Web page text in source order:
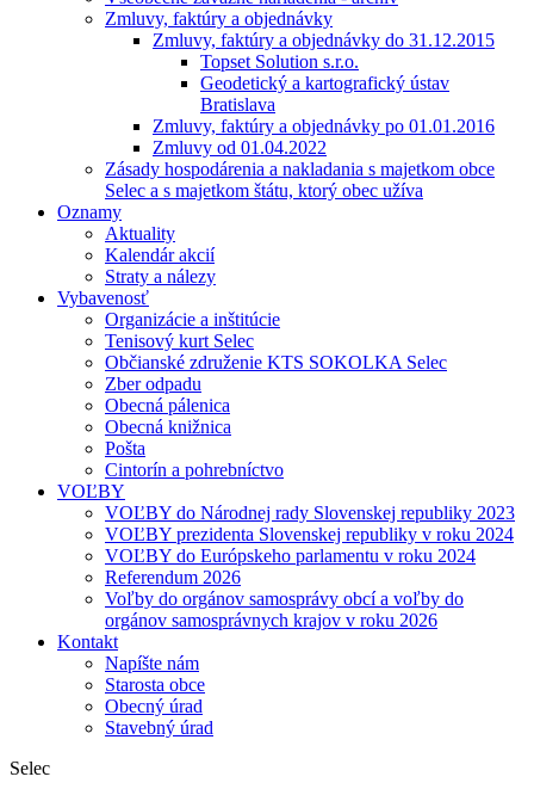
Zmluvy, faktúry a objednávky
Zmluvy, faktúry a objednávky do 31.12.2015
Topset Solution s.r.o.
Geodetický a kartografický ústav
Bratislava
Zmluvy, faktúry a objednávky po 01.01.2016
Zmluvy od 01.04.2022
Zásady hospodárenia a nakladania s majetkom obce
Selec a s majetkom štátu, ktorý obec užíva
Oznamy
Aktuality
Kalendár akcií
Straty a nálezy
Vybavenosť
Organizácie a inštitúcie
Tenisový kurt Selec
Občianské združenie KTS SOKOLKA Selec
Zber odpadu
Obecná pálenica
Obecná knižnica
Pošta
Cintorín a pohrebníctvo
VOĽBY
VOĽBY do Národnej rady Slovenskej republiky 2023
VOĽBY prezidenta Slovenskej republiky v roku 2024
VOĽBY do Európskeho parlamentu v roku 2024
Referendum 2026
Voľby do orgánov samosprávy obcí a voľby do
orgánov samosprávnych krajov v roku 2026
Kontakt
Napíšte nám
Starosta obce
Obecný úrad
Stavebný úrad
Selec